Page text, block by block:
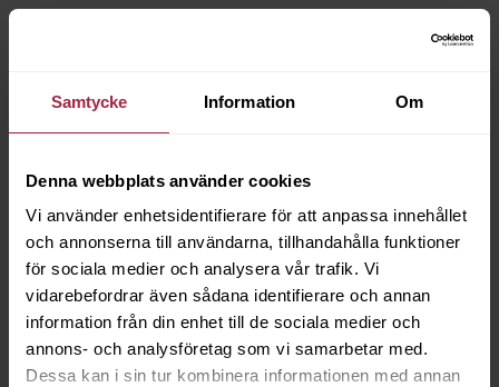
Samtycke Information Om
Denna webbplats använder cookies
Vi använder enhetsidentifierare för att anpassa innehållet
och annonserna till användarna, tillhandahålla funktioner
för sociala medier och analysera vår trafik. Vi
vidarebefordrar även sådana identifierare och annan
information från din enhet till de sociala medier och
annons- och analysföretag som vi samarbetar med.
Dessa kan i sin tur kombinera informationen med annan